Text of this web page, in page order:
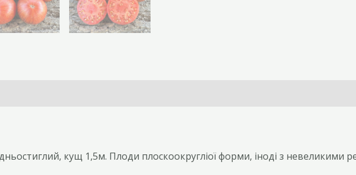
кущ 1,5м. Плоди плоскоокругліої форми, іноді з невеликими